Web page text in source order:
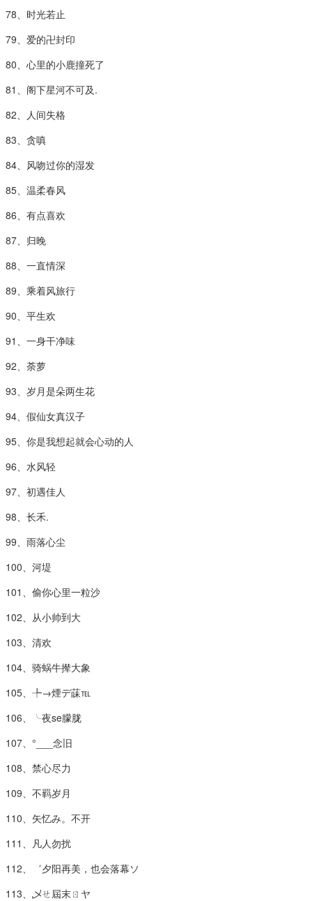
78、时光若止
79、爱的卍封印
80、心里的小鹿撞死了
81、阁下星河不可及.
82、人间失格
83、贪嗔
84、风吻过你的湿发
85、温柔春风
86、有点喜欢
87、归晚
88、一直情深
89、乘着风旅行
90、平生欢
91、一身干净味
92、荼萝
93、岁月是朵两生花
94、假仙女真汉子
95、你是我想起就会心动的人
96、水风轻
97、初遇佳人
98、长禾.
99、雨落心尘
100、河堤
101、偷你心里一粒沙
102、从小帅到大
103、清欢
104、骑蜗牛撵大象
105、╄→煙デ菋℡
106、╰夜se朦胧
107、°___念旧
108、禁心尽力
109、不羁岁月
110、矢忆み。不开
111、凡人勿扰
112、゛夕阳再美，也会落幕ソ
113、乄ㄝ屆末ㄖヤ